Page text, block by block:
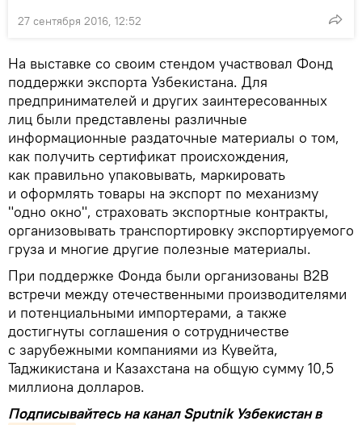
27 сентября 2016, 12:52
На выставке со своим стендом участвовал Фонд
поддержки экспорта Узбекистана. Для
предпринимателей и других заинтересованных
лиц были представлены различные
информационные раздаточные материалы о том,
как получить сертификат происхождения,
как правильно упаковывать, маркировать
и оформлять товары на экспорт по механизму
"одно окно", страховать экспортные контракты,
организовывать транспортировку экспортируемого
груза и многие другие полезные материалы.
При поддержке Фонда были организованы B2B
встречи между отечественными производителями
и потенциальными импортерами, а также
достигнуты соглашения о сотрудничестве
с зарубежными компаниями из Кувейта,
Таджикистана и Казахстана на общую сумму 10,5
миллиона долларов.
Подписывайтесь на канал Sputnik Узбекистан в